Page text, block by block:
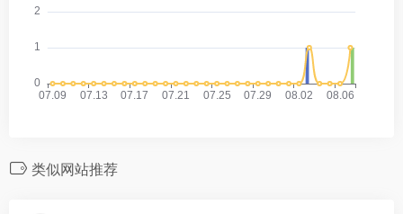
类似网站推荐